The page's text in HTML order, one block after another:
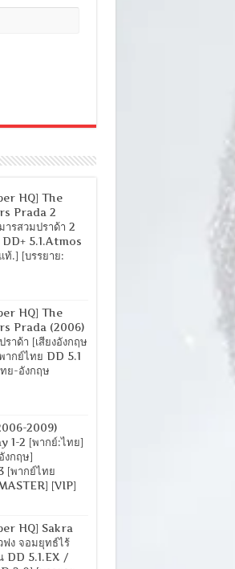
HQ] The
Prada 2
ารสวมปราด้า 2
DD+ 5.1.Atmos
.] [บรรยาย:
HQ] The
Prada (2006)
ราด้า [เสียงอังกฤษ
ากย์ไทย DD 5.1
ย-อังกฤษ
2009)
1-2 [พากย์:ไทย]
งกฤษ]
[พากย์ไทย
[VIP]
HQ] Sakra
ฟง จอมยุทธ์ไร้
DD 5.1.EX /